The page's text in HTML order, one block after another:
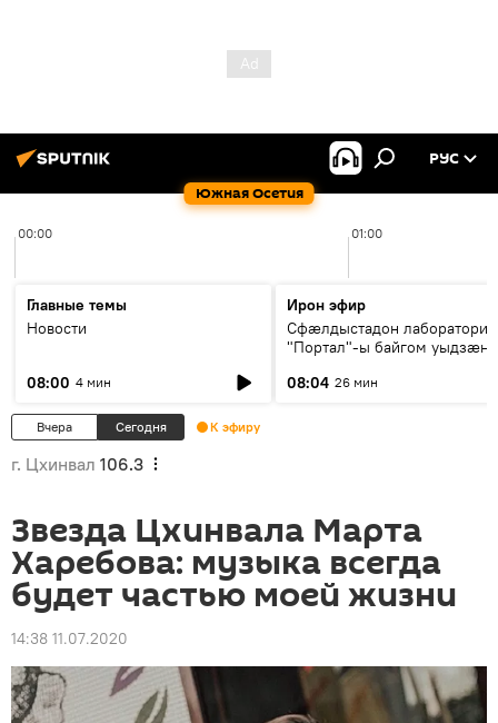
Южная Осетия
РУС
00:00 01:00
Главные темы
Новости
08:00 4 мин
Ирон эфир
Сфæлдыстадон лаборатори
"Портал"-ы байгом уыдзæн
Æхсары куыстыты равдыст
08:04 26 мин
Вчера Сегодня К эфиру
г. Цхинвал 106.3
Звезда Цхинвала Марта
Харебова: музыка всегда
будет частью моей жизни
14:38 11.07.2020